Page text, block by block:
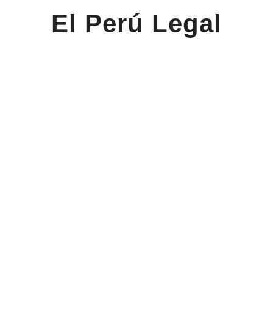
El Perú Legal